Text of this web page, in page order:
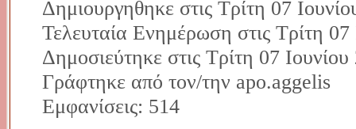
Δημιουργηθηκε στις Τρίτη 07
Τελευταία Ενημέρωση στις Τρίτη
Δημοσιεύτηκε στις Τρίτη 07
Γράφτηκε από τον/την apo.aggelis
Εμφανίσεις: 514